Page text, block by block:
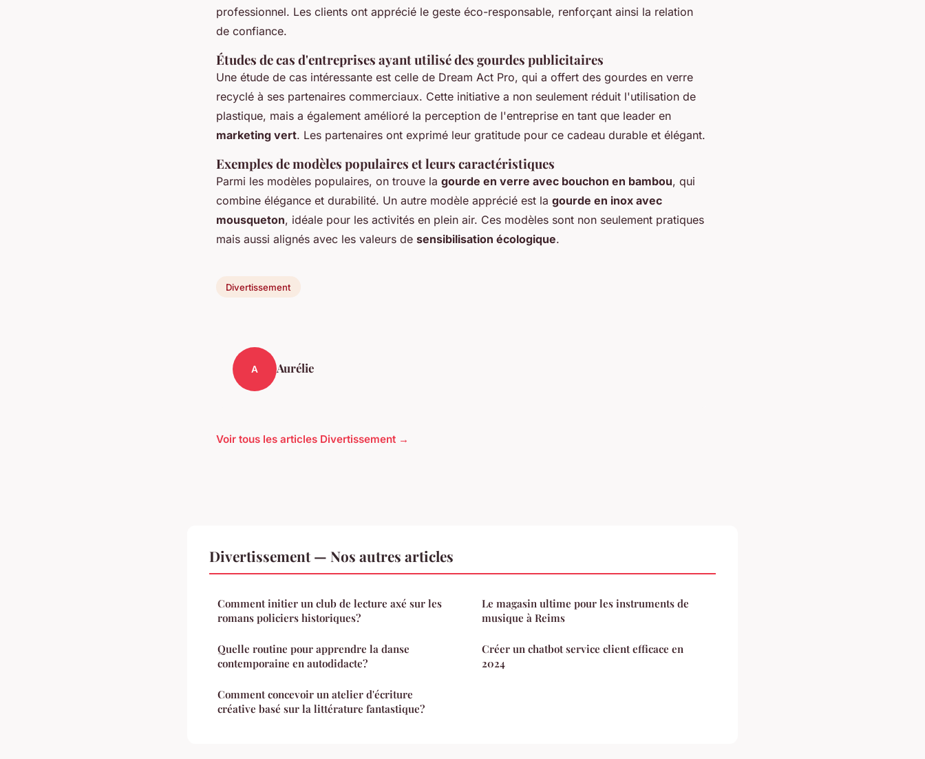
professionnel. Les clients ont apprécié le geste éco-responsable, renforçant ainsi la relation
de confiance.
Études de cas d'entreprises ayant utilisé des gourdes publicitaires
Une étude de cas intéressante est celle de Dream Act Pro, qui a offert des gourdes en verre
recyclé à ses partenaires commerciaux. Cette initiative a non seulement réduit l'utilisation de
plastique, mais a également amélioré la perception de l'entreprise en tant que leader en
marketing vert. Les partenaires ont exprimé leur gratitude pour ce cadeau durable et élégant.
Exemples de modèles populaires et leurs caractéristiques
Parmi les modèles populaires, on trouve la gourde en verre avec bouchon en bambou, qui
combine élégance et durabilité. Un autre modèle apprécié est la gourde en inox avec
mousqueton, idéale pour les activités en plein air. Ces modèles sont non seulement pratiques
mais aussi alignés avec les valeurs de sensibilisation écologique.
Divertissement
A Aurélie
Voir tous les articles Divertissement →
Divertissement — Nos autres articles
Comment initier un club de lecture axé sur les
romans policiers historiques?
Quelle routine pour apprendre la danse
contemporaine en autodidacte?
Comment concevoir un atelier d'écriture
créative basé sur la littérature fantastique?
Le magasin ultime pour les instruments de
musique à Reims
Créer un chatbot service client efficace en
2024